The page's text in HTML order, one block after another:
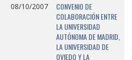
08/10/2007
CONVENIO DE
COLABORACIÓN ENTRE
LA UNIVERSIDAD
AUTÓNOMA DE MADRID,
LA UNIVERSIDAD DE
OVIEDO Y LA